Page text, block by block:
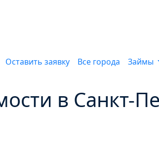
Оставить заявку Все города Займы
в Санкт-